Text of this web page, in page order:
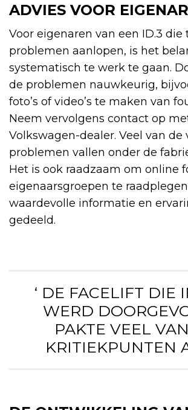
ADVIES VOOR
Voor eigenaren van een ID.3 die
problemen aanlopen, is het
systematisch te werk te gaan.
de problemen nauwkeurig,
foto’s of video’s te maken van
Neem vervolgens contact op
Volkswagen-dealer. Veel van de
problemen vallen onder de
Het is ook raadzaam om online
eigenaarsgroepen te
waardevolle informatie en
gedeeld.
‘ DE FACELIFT DIE
WERD
PAKTE VEEL
KRITIEKPUNTEN